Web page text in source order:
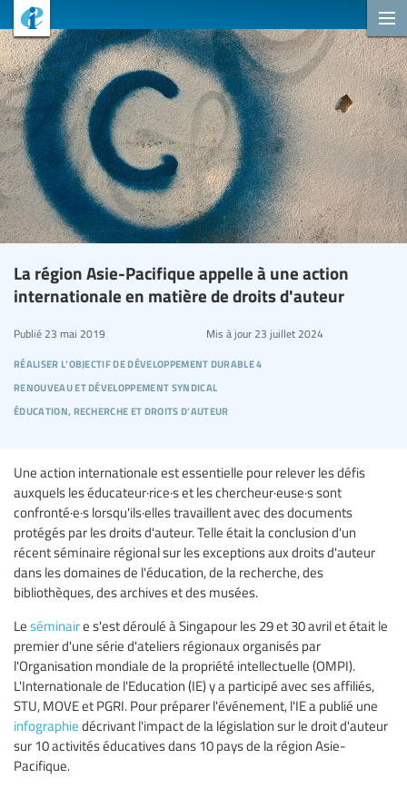
La région Asie-Pacifique appelle à une action
internationale en matière de droits d'auteur
réaliser l’objectif de développement durable 4
renouveau et développement syndical
éducation, recherche et droits d’auteur
Publié 23 mai 2019 Mis à jour23 juillet 2024
Une action internationale est essentielle pour relever les défis
auxquels les éducateur·rice·s et les chercheur·euse·s sont
confronté·e·s lorsqu'ils·elles travaillent avec des documents
protégés par les droits d'auteur. Telle était la conclusion d'un
récent séminaire régional sur les exceptions aux droits d'auteur
dans les domaines de l'éducation, de la recherche, des
bibliothèques, des archives et des musées.
Le séminaire s'est déroulé à Singapour les 29 et 30 avril et était le
premier d'une série d'ateliers régionaux organisés par
l'Organisation mondiale de la propriété intellectuelle (OMPI).
L'Internationale de l'Education (IE) y a participé avec ses affiliés,
STU, MOVE et PGRI. Pour préparer l'événement, l'IE a publié une
infographie décrivant l'impact de la législation sur le droit d'auteur
sur 10 activités éducatives dans 10 pays de la région Asie-
Pacifique.